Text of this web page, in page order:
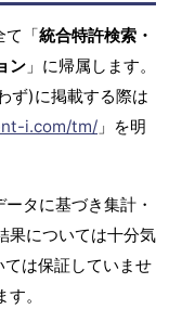
て「統合特許検索・
ン 」に帰属します。
ず)に掲載する際は
i.com/tm/ 」を明
タに基づき集計・
果については十分気
は保証していませ
。